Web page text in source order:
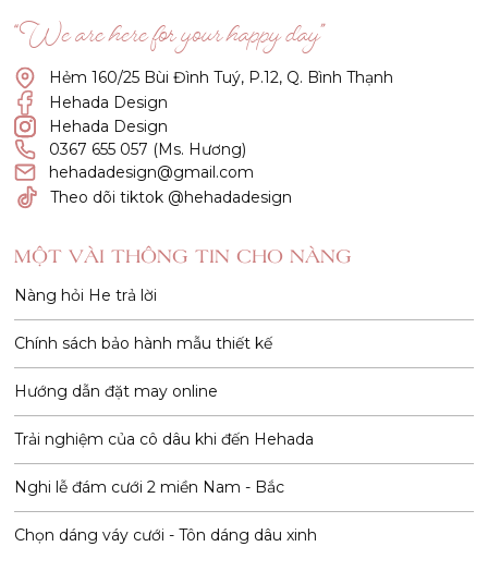
“We are here for your happy day”
Hẻm 160/25 Bùi Đình Tuý, P.12, Q. Bình Thạnh
Hehada Design
Hehada Design
0367 655 057 (Ms. Hương)
hehadadesign@gmail.com
Theo dõi tiktok @hehadadesign
MỘT VÀI THÔNG TIN CHO NÀNG
Nàng hỏi He trả lời
Chính sách bảo hành mẫu thiết kế
Hướng dẫn đặt may online
Trải nghiệm của cô dâu khi đến Hehada
Nghi lễ đám cưới 2 miền Nam - Bắc
Chọn dáng váy cưới - Tôn dáng dâu xinh